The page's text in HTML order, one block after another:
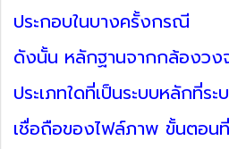
ประกอบในบางครั้งกรณี
ดังนั้น หลักฐานจากกล้องวง
ประเภทใดที่เป็นระบบหลักที่ระ
เชื่อถือของไฟล์ภาพ ขั้นตอ